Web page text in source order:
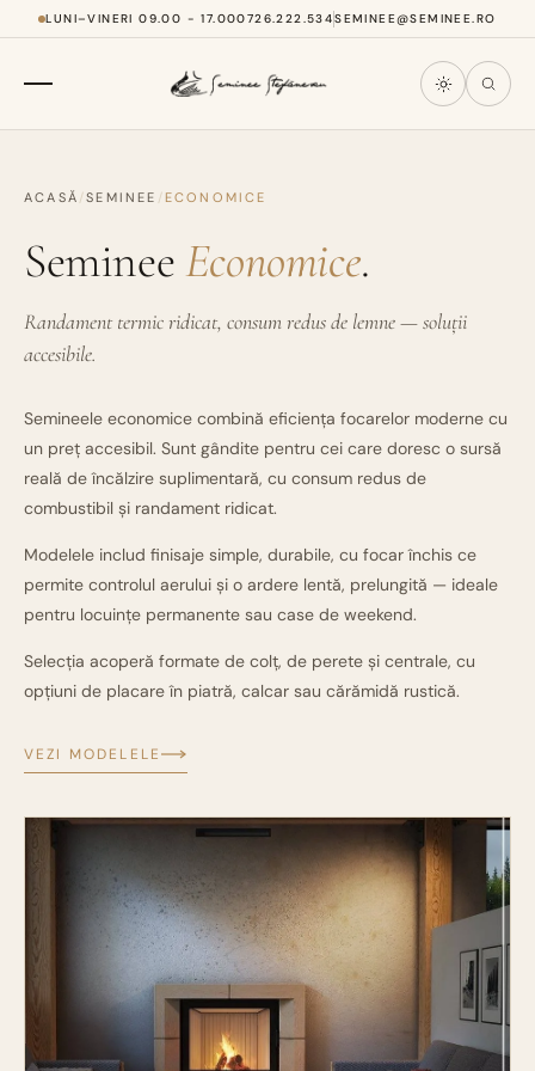
LUNI–VINERI 09.00 - 17.000726.222.534SEMINEE@SEMINEE.RO
ACASĂ /SEMINEE /ECONOMICE
SemineeEconomice.
Randament termic ridicat, consum redus de lemne — soluții
accesibile.
Semineele economice combină eficiența focarelor moderne cu
un preț accesibil. Sunt gândite pentru cei care doresc o sursă
reală de încălzire suplimentară, cu consum redus de
combustibil și randament ridicat.
Modelele includ finisaje simple, durabile, cu focar închis ce
permite controlul aerului și o ardere lentă, prelungită — ideale
pentru locuințe permanente sau case de weekend.
Selecția acoperă formate de colț, de perete și centrale, cu
opțiuni de placare în piatră, calcar sau cărămidă rustică.
VEZI MODELELE